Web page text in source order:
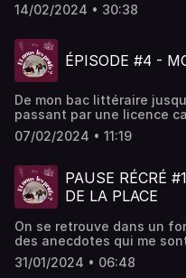
affecté dans une école en
Lancée dans le grand
Marie a dû s'adapter, elle
Hébergé par Acast.
14/02/2024 • 30:38
ÉPISODE #4 -
De mon bac littéraire
passant par une licence
formateurs... Voici mon
écoles. Bonne écoute
07/02/2024 • 11:19
PAUSE RÉCRÉ
DE LA PLACE
On se retrouve dans un
des anecdotes qui me
plus généralement.
collaboration avec une
31/01/2024 • 06:48